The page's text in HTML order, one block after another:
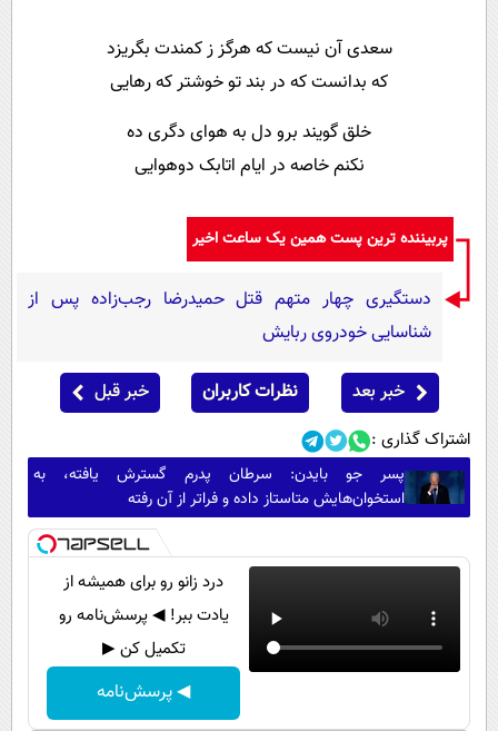
سعدی آن نیست که هرگز ز کمندت بگریزد
که بدانست که در بند تو خوشتر که رهایی
خلق گویند برو دل به هوای دگری ده
نکنم خاصه در ایام اتابک دوهوایی
پربیننده ترین پست همین یک ساعت اخیر
دستگیری چهار متهم قتل حمیدرضا رجب‌زاده پس از
شناسایی خودروی ربایش
خبر بعد نظرات کاربران خبر قبل
اشتراک گذاری :
پسر جو بایدن: سرطان پدرم گسترش یافته، به
استخوان‌هایش متاستاز داده و فراتر از آن رفته
درد زانو رو برای همیشه از
یادت ببر! ◀ پرسش‌نامه رو
تکمیل کن ▶
◀ پرسش‌نامه